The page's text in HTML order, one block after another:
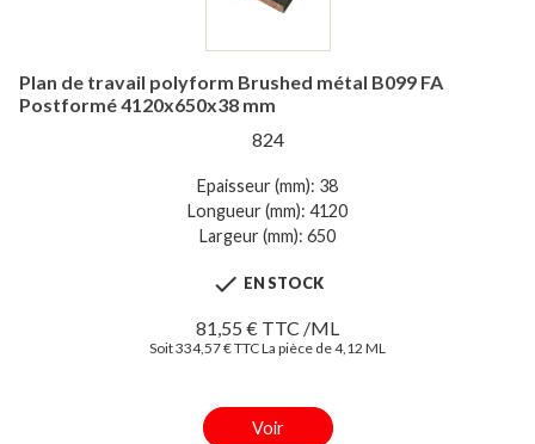
Plan de travail polyform Brushed métal B099 FA
Postformé 4120x650x38 mm
824
Epaisseur (mm): 38
Longueur (mm): 4120
Largeur (mm): 650
 EN STOCK
81,55 € TTC /ML
Soit 334,57 € TTC La pièce de 4,12 ML
Voir